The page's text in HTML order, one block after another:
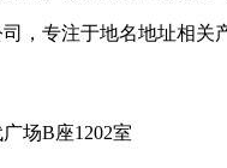
，专注于地名地址相关
场B座1202室